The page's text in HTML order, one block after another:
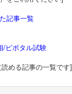
記事一覧
/ピボタル試験
める記事の一覧です]